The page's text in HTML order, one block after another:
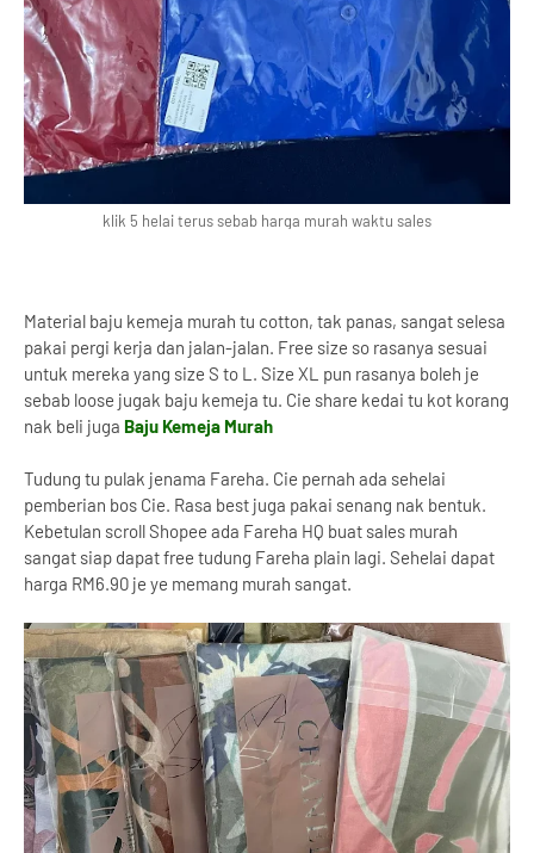
klik 5 helai terus sebab harga murah waktu sales
Material baju kemeja murah tu cotton, tak panas, sangat selesa
pakai pergi kerja dan jalan-jalan. Free size so rasanya sesuai
untuk mereka yang size S to L. Size XL pun rasanya boleh je
sebab loose jugak baju kemeja tu. Cie share kedai tu kot korang
nak beli juga Baju Kemeja Murah
Tudung tu pulak jenama Fareha. Cie pernah ada sehelai
pemberian bos Cie. Rasa best juga pakai senang nak bentuk.
Kebetulan scroll Shopee ada Fareha HQ buat sales murah
sangat siap dapat free tudung Fareha plain lagi. Sehelai dapat
harga RM6.90 je ye memang murah sangat.